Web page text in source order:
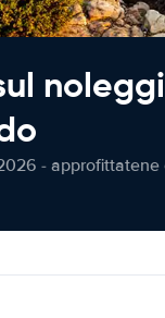
- approfittatene